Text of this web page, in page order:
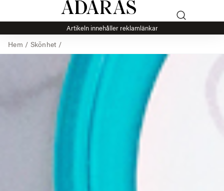
Artikeln innehåller reklamlänkar
Hem / Skönhet/